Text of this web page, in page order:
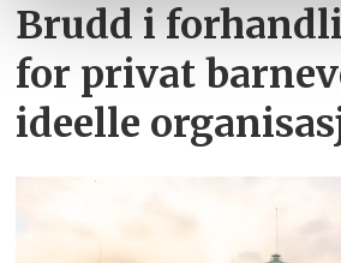
Brudd i
for privat
ideelle